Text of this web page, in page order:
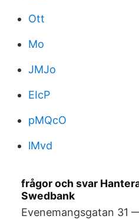
Ott
Mo
JMJo
EIcP
pMQcO
lMvd
frågor och svar
Swedbank
Evenemangsgatan 31